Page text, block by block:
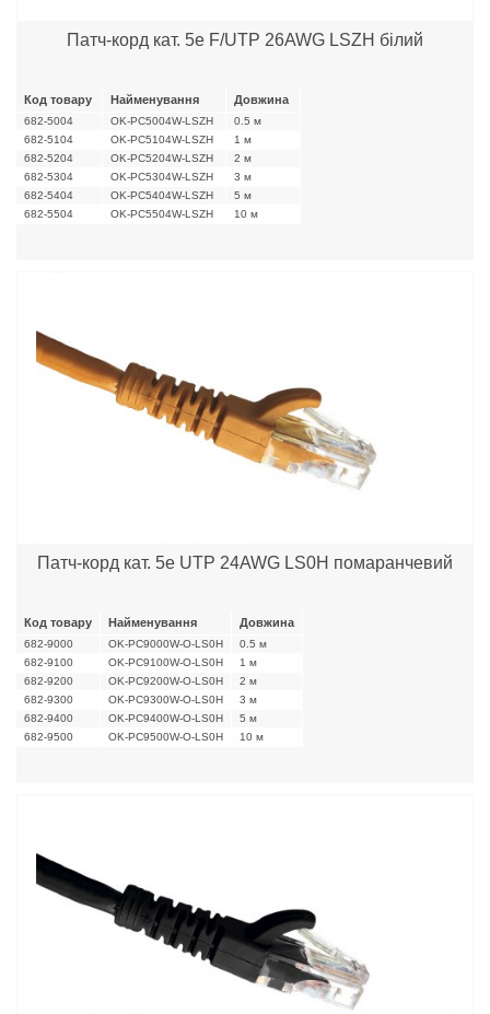
Патч-корд кат. 5е F/UTP 26AWG LSZH білий
Код товару Найменування Довжина
682-5004 OK-PC5004W-LSZH
0.5 м
682-5104
OK-PC5104W-LSZH
1 м
682-5204
OK-PC5204W-LSZH
2 м
682-5304
OK-PC5304W-LSZH
3 м
682-5404
OK-PC5404W-LSZH
5 м
682-5504
OK-PC5504W-LSZH 10 м
Патч-корд кат. 5е UTP 24AWG LS0H помаранчевий
Код товару Найменування Довжина
682-9000 OK-PC9000W-O-LS0H
0.5 м
682-9100
OK-PC9100W-O-LS0H
1 м
682-9200
OK-PC9200W-O-LS0H
2 м
682-9300
OK-PC9300W-O-LS0H
3 м
682-9400
OK-PC9400W-O-LS0H
5 м
682-9500
OK-PC9500W-O-LS0H 10 м